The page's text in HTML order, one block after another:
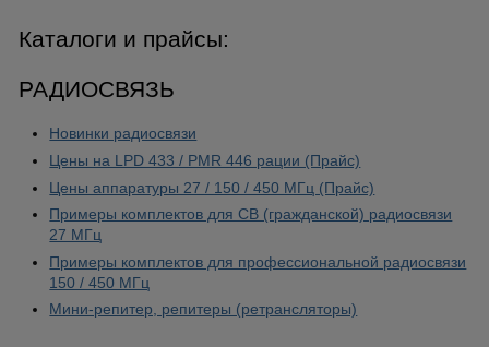
Каталоги и прайсы:
РАДИОСВЯЗЬ
Новинки радиосвязи
Цены на LPD 433 / PMR 446 рации (Прайс)
Цены аппаратуры 27 / 150 / 450 МГц (Прайс)
Примеры комплектов для CB (гражданской) радиосвязи
27 МГц
Примеры комплектов для профессиональной радиосвязи
150 / 450 МГц
Мини-репитер, репитеры (ретрансляторы)